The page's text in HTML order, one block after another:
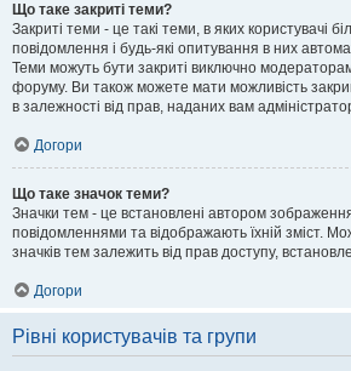
Що таке закриті теми?
Закриті теми - це такі теми, в яких користувачі
повідомлення і будь-які опитування в них
Теми можуть бути закриті виключно
форуму. Ви також можете мати можливість
в залежності від прав, наданих вам
Догори
Що таке значок теми?
Значки тем - це встановлені автором
повідомленнями та відображають їхній зміст.
значків тем залежить від прав доступу,
Догори
Рівні користувачів та групи